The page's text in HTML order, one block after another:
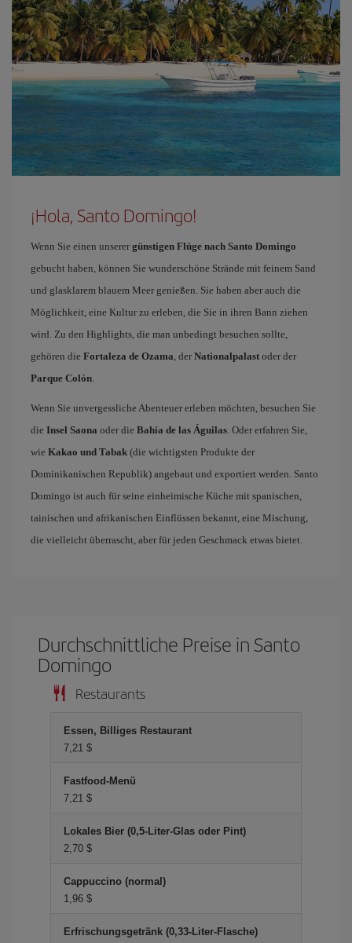
¡Hola, Santo Domingo!
Wenn Sie einen unserer günstigen Flüge nach Santo Domingo
gebucht haben, können Sie wunderschöne Strände mit feinem Sand
und glasklarem blauem Meer genießen. Sie haben aber auch die
Möglichkeit, eine Kultur zu erleben, die Sie in ihren Bann ziehen
wird. Zu den Highlights, die man unbedingt besuchen sollte,
gehören die Fortaleza de Ozama , der Nationalpalast oder der
Parque Colón
Wenn Sie unvergessliche Abenteuer erleben möchten, besuchen Sie
die Insel Saona oder die Bahía de las Águilas . Oder erfahren Sie,
wie Kakao und Tabak (die wichtigsten Produkte der
Dominikanischen Republik) angebaut und exportiert werden. Santo
Domingo ist auch für seine einheimische Küche mit spanischen,
tainischen und afrikanischen Einflüssen bekannt, eine Mischung,
die vielleicht überrascht, aber für jeden Geschmack etwas bietet.
Durchschnittliche Preise in Santo
Domingo
Restaurants
Essen, Billiges Restaurant
7,21 $
Fastfood-Menü
7,21 $
Lokales Bier (0,5-Liter-Glas oder Pint)
2,70 $
Cappuccino (normal)
1,96 $
Erfrischungsgetränk (0,33-Liter-Flasche)